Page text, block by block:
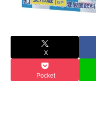
X
Pocket